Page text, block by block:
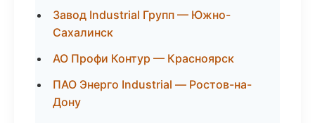
Завод Industrial Групп — Южно-
Сахалинск
АО Профи Контур — Красноярск
ПАО Энерго Industrial — Ростов-на-
Дону